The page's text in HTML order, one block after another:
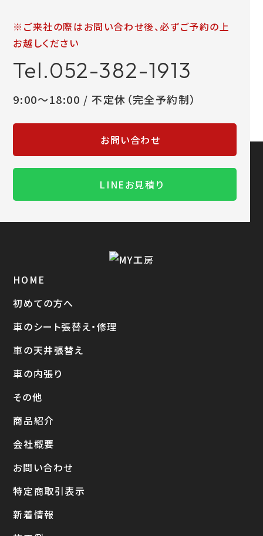
※ご来社の際はお問い合わせ後、必ずご予約の上
お越しください
Tel.052-382-1913
9:00～18:00 / 不定休（完全予約制）
お問い合わせ
LINEお見積り
HOME
初めての方へ
車のシート張替え・修理
車の天井張替え
車の内張り
その他
商品紹介
会社概要
お問い合わせ
特定商取引表示
新着情報